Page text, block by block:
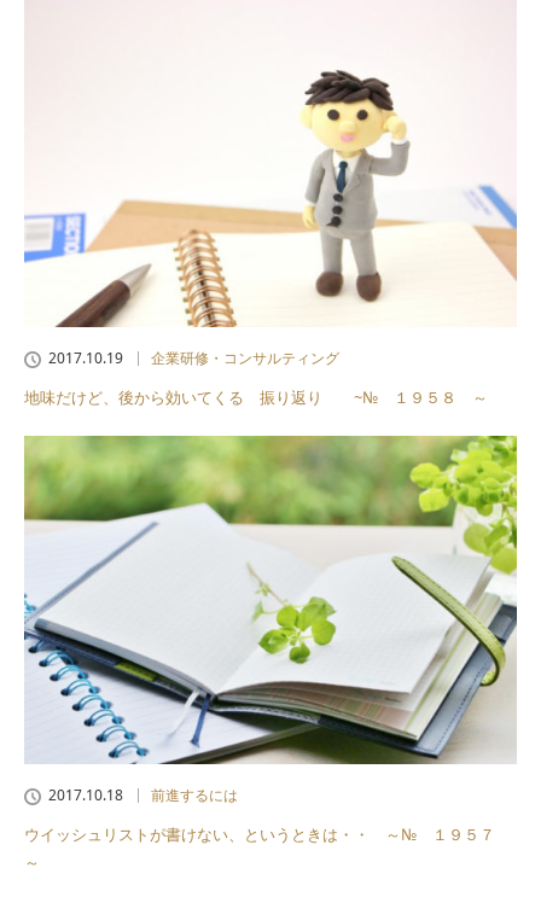
2017.10.19 企業研修・コンサルティング
地味だけど、後から効いてくる 振り返り ~№ １９５８ ～
2017.10.18 前進するには
ウイッシュリストが書けない、というときは・・ ～№ １９５７
～